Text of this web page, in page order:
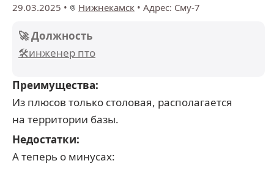
29.03.2025 • Нижнекамск • Адрес: Сму-7
🚀 Должность
🛠️инженер пто
Преимущества:
Из плюсов только столовая, располагается
на территории базы.
Недостатки:
А теперь о минусах: